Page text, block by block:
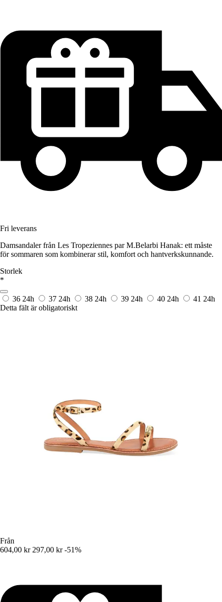
Fri leverans
Damsandaler från Les Tropeziennes par M.Belarbi Hanak: ett måste
för sommaren som kombinerar stil, komfort och hantverkskunnande.
Storlek
*
36 24h 37 24h 38 24h 39 24h 40 24h 41 24h
Detta fält är obligatoriskt
Från
604,00 kr 297,00 kr -51%